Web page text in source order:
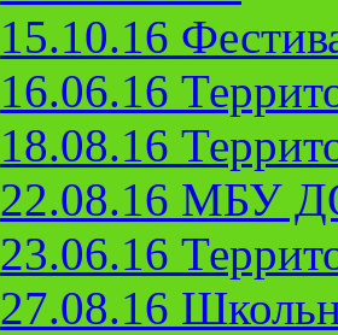
15.10.16
16.06.16
18.08.16
22.08.16 МБУ
23.06.16
27.08.16